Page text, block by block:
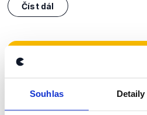
Souhlas Detaily
Číst dál
Zůstaňme v
Přihlaste se k odběru
newsletteru nebo